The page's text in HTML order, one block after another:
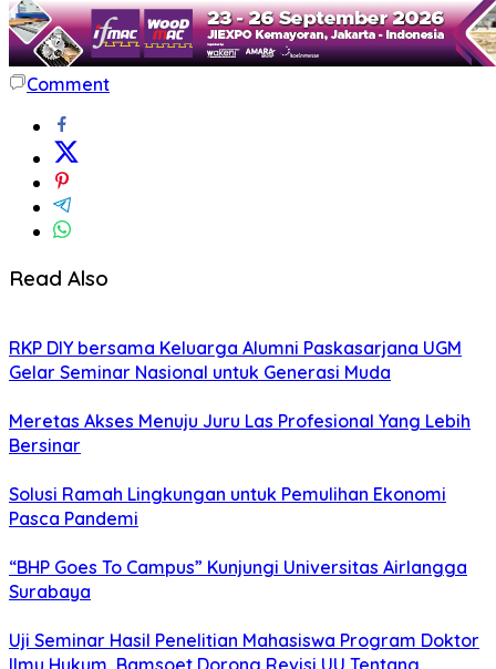
Comment
Read Also
RKP DIY bersama Keluarga Alumni Paskasarjana UGM
Gelar Seminar Nasional untuk Generasi Muda
Meretas Akses Menuju Juru Las Profesional Yang Lebih
Bersinar
Solusi Ramah Lingkungan untuk Pemulihan Ekonomi
Pasca Pandemi
“BHP Goes To Campus” Kunjungi Universitas Airlangga
Surabaya
Uji Seminar Hasil Penelitian Mahasiswa Program Doktor